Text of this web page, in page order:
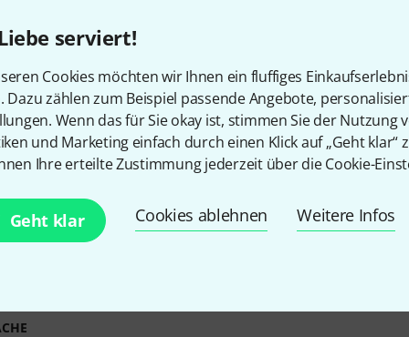
serviert!
Cookies möchten wir Ihnen ein fluffiges
Dazu zählen zum Beispiel passende Angebote,
Wenn das für Sie okay ist, stimmen Sie der Nutzung
und Marketing einfach durch einen Klick auf „Geht klar“
Ihre erteilte Zustimmung jederzeit über die Cookie-
Geht klar Cookies ablehnen Weitere Infos
UVP: 1.044 €
-12%
4Kundenbewertungen